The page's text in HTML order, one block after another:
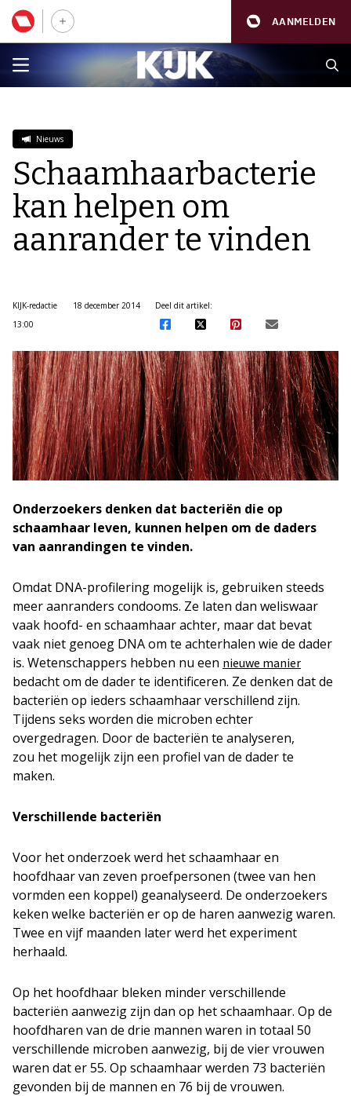
AANMELDEN
Nieuws
Schaamhaarbacterie
kan helpen om
aanrander te vinden
KIJK-redactie
18 december 2014
13:00
Deel dit artikel:
Onderzoekers denken dat bacteriën die op
schaamhaar leven, kunnen helpen om de daders
van aanrandingen te vinden.
Omdat DNA-profilering mogelijk is, gebruiken steeds
meer aanranders condooms. Ze laten dan weliswaar
vaak hoofd- en schaamhaar achter, maar dat bevat
vaak niet genoeg DNA om te achterhalen wie de dader
is. Wetenschappers hebben nu een nieuwe manier
bedacht om de dader te identificeren. Ze denken dat de
bacteriën op ieders schaamhaar verschillend zijn.
Tijdens seks worden die microben echter
overgedragen. Door de bacteriën te analyseren,
zou het mogelijk zijn een profiel van de dader te
maken.
Verschillende bacteriën
Voor het onderzoek werd het schaamhaar en
hoofdhaar van zeven proefpersonen (twee van hen
vormden een koppel) geanalyseerd. De onderzoekers
keken welke bacteriën er op de haren aanwezig waren.
Twee en vijf maanden later werd het experiment
herhaald.
Op het hoofdhaar bleken minder verschillende
bacteriën aanwezig zijn dan op het schaamhaar. Op de
hoofdharen van de drie mannen waren in totaal 50
verschillende microben aanwezig, bij de vier vrouwen
waren dat er 55. Op schaamhaar werden 73 bacteriën
gevonden bij de mannen en 76 bij de vrouwen.